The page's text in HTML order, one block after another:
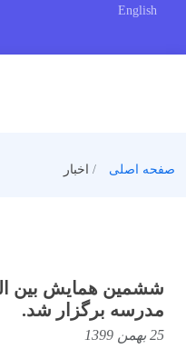
English
صفحه اصلی اخبار
ششمین همایش بین
مدرسه برگزار شد.
25 بهمن 1399